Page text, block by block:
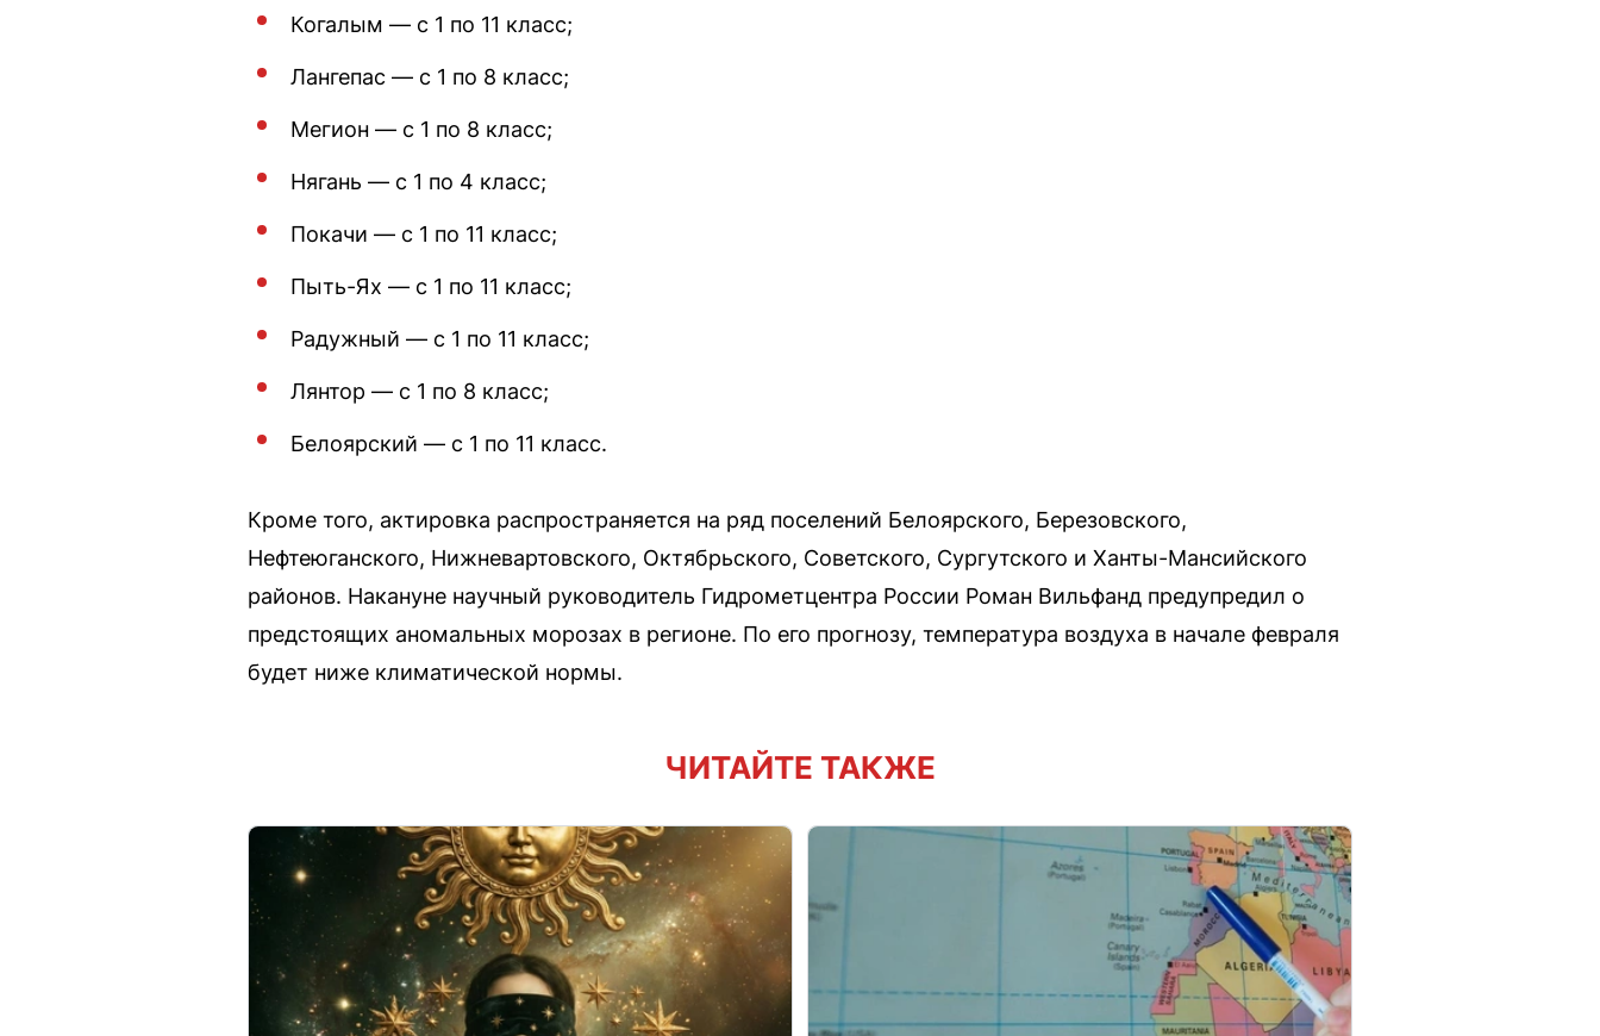
Когалым — с 1 по 11 класс;
Лангепас — с 1 по 8 класс;
Мегион — с 1 по 8 класс;
Нягань — с 1 по 4 класс;
Покачи — с 1 по 11 класс;
Пыть-Ях — с 1 по 11 класс;
Радужный — с 1 по 11 класс;
Лянтор — с 1 по 8 класс;
Белоярский — с 1 по 11 класс.
Кроме того, актировка распространяется на ряд поселений Белоярского, Березовского,
Нефтеюганского, Нижневартовского, Октябрьского, Советского, Сургутского и Ханты-Мансийского
районов. Накануне научный руководитель Гидрометцентра России Роман Вильфанд предупредил о
предстоящих аномальных морозах в регионе. По его прогнозу, температура воздуха в начале февраля
будет ниже климатической нормы.
ЧИТАЙТЕ ТАКЖЕ